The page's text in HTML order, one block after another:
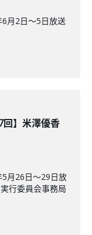
月2日〜5日放送
回】米澤優香
月26日〜29日放
行委員会事務局